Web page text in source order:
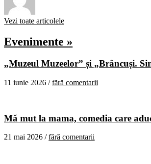
Vezi toate articolele
Evenimente »
„Muzeul Muzeelor” și „Brâncuși.
11 iunie 2026 /fără comentarii
Mă mut la mama, comedia care
21 mai 2026 /fără comentarii